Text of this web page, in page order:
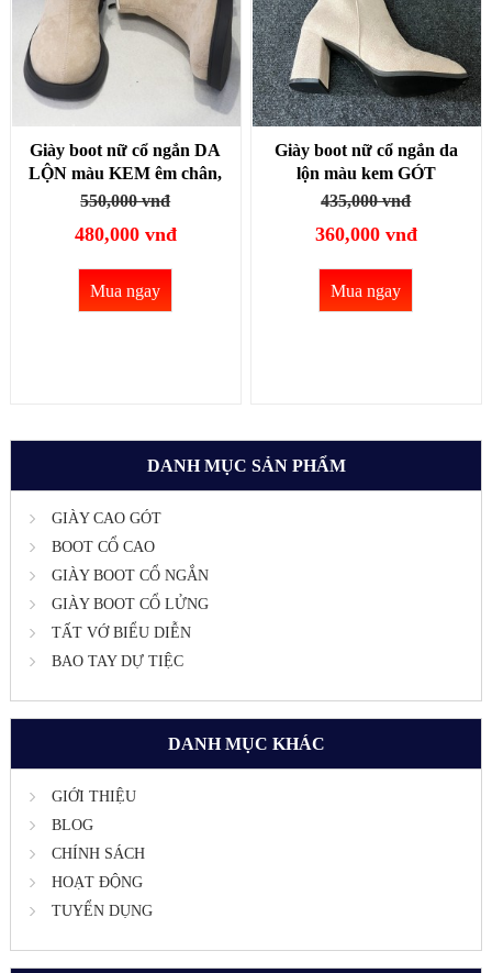
Giày boot nữ cổ ngắn DA
LỘN màu KEM êm chân,
đế bảng cao 4.5cm ĐƠN
GBN19B
550,000 vnđ
480,000 vnđ
Mua ngay
Giày boot nữ cổ ngắn da
lộn màu kem GÓT
VUÔNG 8CM ĐƠN GIẢN
435,000 vnđ
360,000 vnđ
Mua ngay
DANH MỤC SẢN PHẨM
GIÀY CAO GÓT
BOOT CỔ CAO
GIÀY BOOT CỔ NGẮN
GIÀY BOOT CỔ LỬNG
TẤT VỚ BIỂU DIỄN
BAO TAY DỰ TIỆC
DANH MỤC KHÁC
GIỚI THIỆU
BLOG
CHÍNH SÁCH
HOẠT ĐỘNG
TUYỂN DỤNG